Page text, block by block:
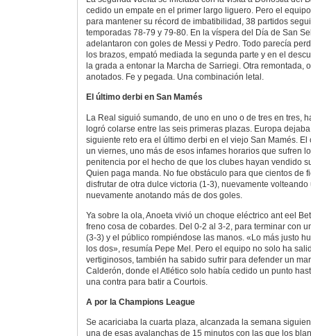
cedido un empate en el primer largo liguero. Pero el
para mantener su récord de imbatibilidad, 38 partidos
temporadas 78-79 y 79-80. En la víspera del Día de San
adelantaron con goles de Messi y Pedro. Todo parecía
los brazos, empató mediada la segunda parte y en el
la grada a entonar la Marcha de Sarriegi. Otra remontada,
anotados. Fe y pegada. Una combinación letal.
El último derbi en San Mamés
La Real siguió sumando, de uno en uno o de tres en tres,
logró colarse entre las seis primeras plazas. Europa
siguiente reto era el último derbi en el viejo San Mamés.
un viernes, uno más de esos infames horarios que sufren
penitencia por el hecho de que los clubes hayan vendido
Quien paga manda. No fue obstáculo para que cientos de
disfrutar de otra dulce victoria (1-3), nuevamente
nuevamente anotando más de dos goles.
Ya sobre la ola, Anoeta vivió un choque eléctrico ant eel
freno cosa de cobardes. Del 0-2 al 3-2, para terminar con
(3-3) y el público rompiéndose las manos. «Lo más justo
los dos», resumía Pepe Mel. Pero el equipo no solo ha
vertiginosos, también ha sabido sufrir para defender un
Calderón, donde el Atlético solo había cedido un punto
una contra para batir a Courtois.
A por la Champions League
Se acariciaba la cuarta plaza, alcanzada la semana
una de esas avalanchas de 15 minutos con las que los